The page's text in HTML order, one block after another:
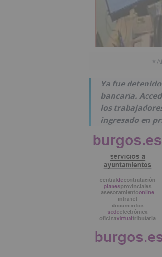
★
Ya fue
bancaria.
los
ingresado en